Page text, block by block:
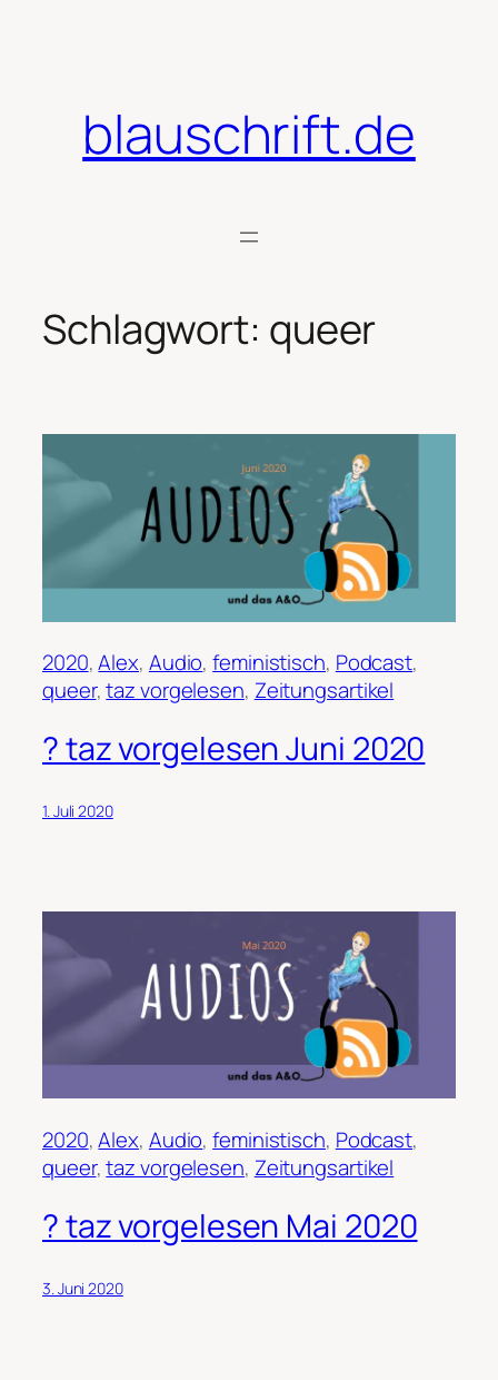
blauschrift.de
Schlagwort: queer
2020, Alex, Audio, feministisch, Podcast
queer, taz vorgelesen, Zeitungsartikel
? taz vorgelesen Juni 2020
1. Juli 2020
2020, Alex, Audio, feministisch, Podcast
queer, taz vorgelesen, Zeitungsartikel
? taz vorgelesen Mai 2020
3. Juni 2020